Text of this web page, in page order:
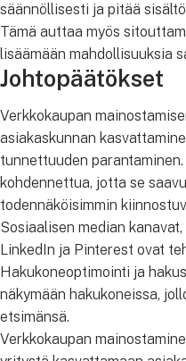
säännöllisesti ja pitää
Tämä auttaa myös
lisäämään mahdollisuuksia
Johtopäätökset
Verkkokaupan
asiakaskunnan
tunnettuuden
kohdennettua, jotta se
todennäköisimmin
Sosiaalisen median
LinkedIn ja Pinterest ovat
Hakukoneoptimointi ja
näkymään hakukoneissa,
etsimänsä.
Verkkokaupan